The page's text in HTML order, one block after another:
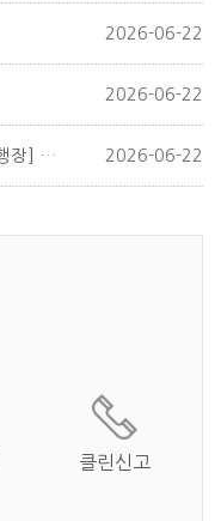
2026-06-22
2026-06-22
재단법인 한국공공조직은행 임원[은행장] 공개모집 2026-06-22
클린신고